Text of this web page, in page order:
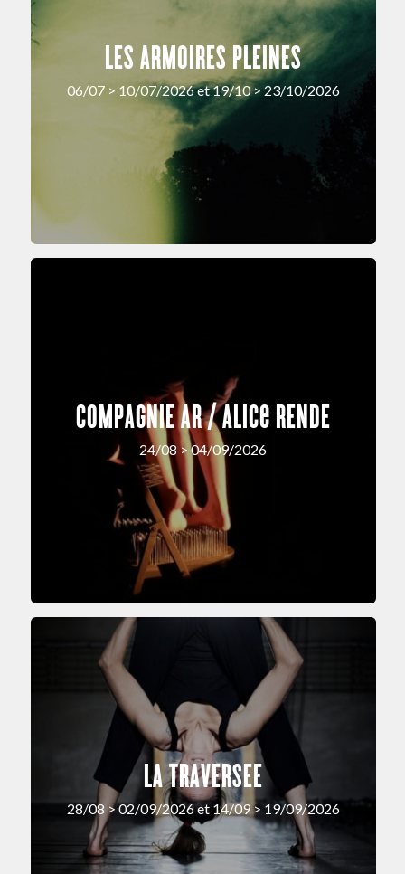
LES ARMOIRES PLEINES
06/07 > 10/07/2026 et 19/10 > 23/10/2026
COMPAGNIE AR / Alice RENDE
24/08 > 04/09/2026
LA TRAVERSEE
28/08 > 02/09/2026 et 14/09 > 19/09/2026